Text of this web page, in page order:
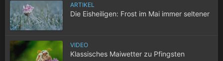
ARTIKEL
Die Eisheiligen: Frost im Mai immer seltener
VIDEO
Klassisches Maiwetter zu Pfingsten